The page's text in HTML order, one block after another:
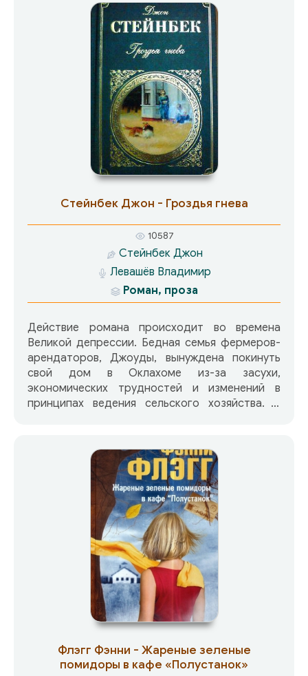
Стейнбек Джон - Гроздья гнева
10587
Стейнбек Джон
Левашёв Владимир
Роман, проза
Действие романа происходит во времена
Великой депрессии. Бедная семья фермеров-
арендаторов, Джоуды, вынуждена покинуть
свой дом в Оклахоме из-за засухи,
экономических трудностей и изменений в
принципах ведения сельского хозяйства. В
тысячами других семей «оки», надеясь найти
там средства к существованию. Картины
ужасающих бедствий, упорства с каким они
преодолеваются, жертв, приносимых за
возврат своего достоинства, доступны только
великому писателю. Роман «Гроздья гнева»
принес Стейнбеку громкую славу и стал
неотъемлемым достоянием мировой
литературы. Он удостоен Пулитцеровской
премии, входит во многие учебные программы
школ и колледжей США.
Флэгг Фэнни - Жареные зеленые
помидоры в кафе «Полустанок»